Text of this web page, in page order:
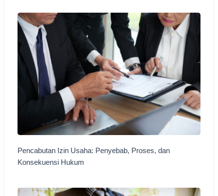
Pencabutan Izin Usaha: Penyebab, Proses, dan
Konsekuensi Hukum